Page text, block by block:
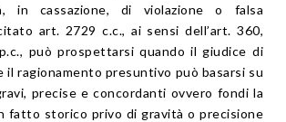
in cassazione, di violazione o falsa
art. 2729 c.c., ai sensi dell’art. 360,
può prospettarsi quando il giudice di
il ragionamento presuntivo può basarsi su
precise e concordanti ovvero fondi la
fatto storico privo di gravità o precisione